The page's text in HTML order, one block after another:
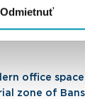
Odmietnuť
office
zone of